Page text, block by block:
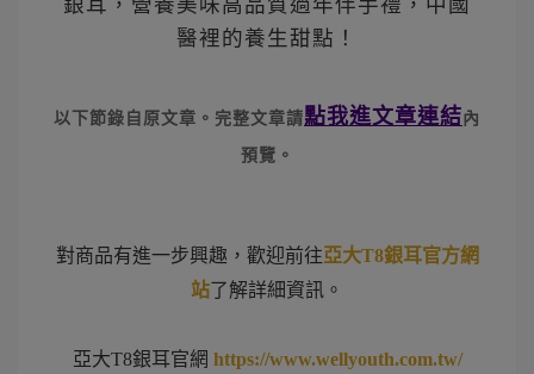
以下節錄自原文章。 完整文章請點我進文章連結內
預覽。
對商品有進一步興趣，歡迎前往亞大T8銀耳官方網
站了解詳細資訊。
亞大T8銀耳官網 https://www.wellyouth.com.tw/